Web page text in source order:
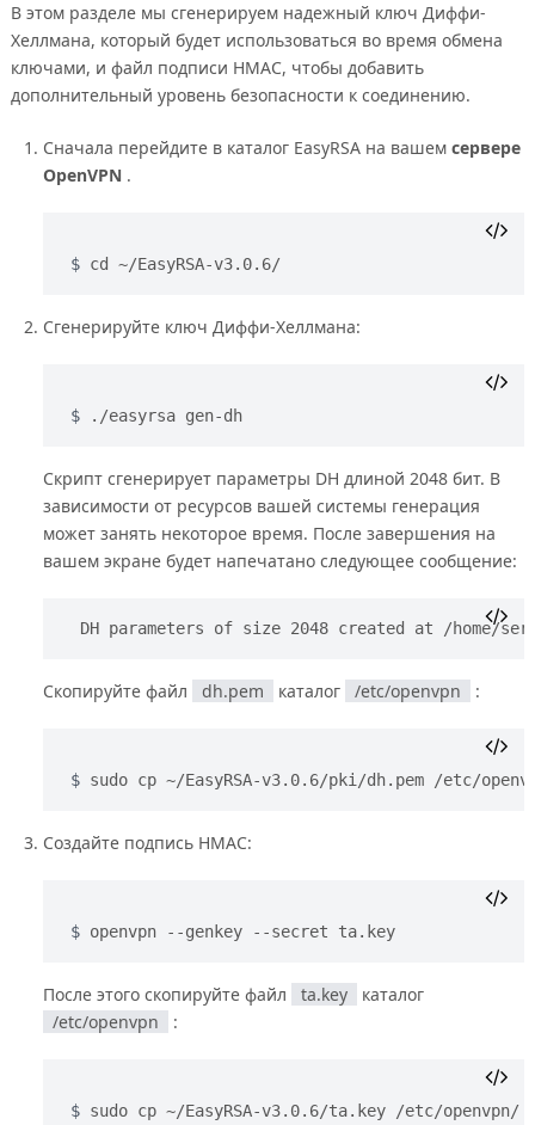
В этом разделе мы сгенерируем надежный ключ Диффи-
Хеллмана, который будет использоваться во время обмена
ключами, и файл подписи HMAC, чтобы добавить
дополнительный уровень безопасности к соединению.
Сначала перейдите в каталог EasyRSA на вашем сервере
OpenVPN .
cd ~/EasyRSA-v3.0.6/
Сгенерируйте ключ Диффи-Хеллмана:
./easyrsa gen-dh
Скрипт сгенерирует параметры DH длиной 2048 бит. В
зависимости от ресурсов вашей системы генерация
может занять некоторое время. После завершения на
вашем экране будет напечатано следующее сообщение:
DH parameters of size 2048 created at /home/
Скопируйте файл dh.pem каталог /etc/openvpn :
sudo cp ~/EasyRSA-v3.0.6/pki/dh.pem /etc/
Создайте подпись HMAC:
openvpn --genkey --secret ta.key
После этого скопируйте файл ta.key
каталог
/etc/openvpn
:
sudo cp ~/EasyRSA-v3.0.6/ta.key /etc/openvpn/